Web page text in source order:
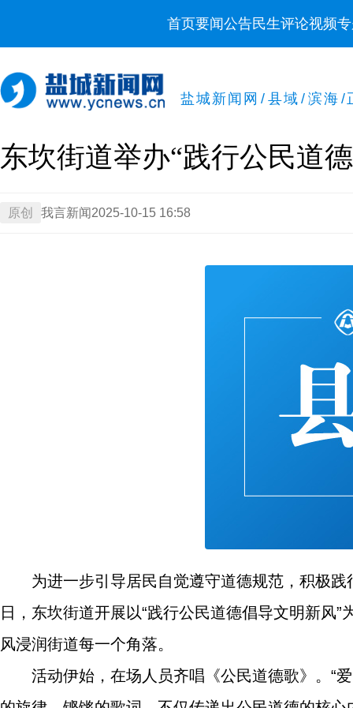
首页要闻公告民生评论视频
盐城新闻网 / 县域 / 滨海 /
东坎街道举办“践行公民道
原创 我言新闻 2025-10-15 16:58
为进一步引导居民自觉遵守道德规范，积极
日，东坎街道开展以“践行公民道德倡导文明新风
风浸润街道每一个角落。
活动伊始，在场人员齐唱《公民道德歌》。“